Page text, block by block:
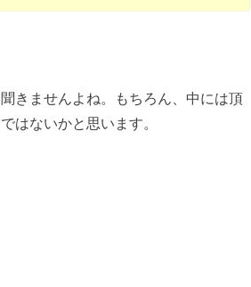
きませんよね。もちろん、中には頂
はないかと思います。